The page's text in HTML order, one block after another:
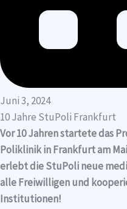
Juni 3, 2024
10 Jahre StuPoli Frankfurt
Vor 10 Jahren startete das
Poliklinik in Frankfurt am
erlebt die StuPoli neue
alle Freiwilligen und
Institutionen!